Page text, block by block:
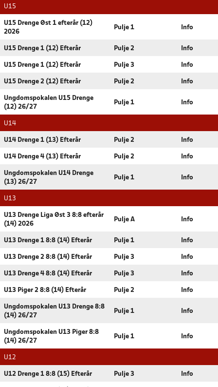
U15
U15 Drenge Øst 1 efterår (12)
2026
Pulje 1 Info
U15 Drenge 1 (12) Efterår Pulje 2 Info
U15 Drenge 1 (12) Efterår Pulje 3 Info
U15 Drenge 2 (12) Efterår Pulje 2 Info
Ungdomspokalen U15 Drenge
(12) 26/27
Pulje 1 Info
U14
U14 Drenge 1 (13) Efterår Pulje 2 Info
U14 Drenge 4 (13) Efterår Pulje 2 Info
Ungdomspokalen U14 Drenge
(13) 26/27
Pulje 1 Info
U13
U13 Drenge Liga Øst 3 8:8 efterår
(14) 2026
Pulje A Info
U13 Drenge 1 8:8 (14) Efterår Pulje 1 Info
U13 Drenge 2 8:8 (14) Efterår Pulje 3 Info
U13 Drenge 4 8:8 (14) Efterår Pulje 3 Info
U13 Piger 2 8:8 (14) Efterår Pulje 2 Info
Ungdomspokalen U13 Drenge 8:8
(14) 26/27
Pulje 1 Info
Ungdomspokalen U13 Piger 8:8
(14) 26/27
Pulje 1 Info
U12
U12 Drenge 1 8:8 (15) Efterår Pulje 3 Info